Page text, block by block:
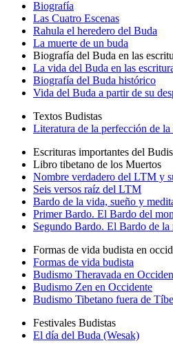
Biografía
Las Cuatro Escenas
Rahula el heredero del Buda
La muerte de un buda
Biografía del Buda en las
La vida del Buda en las
Biografía del Buda histórico
Vida del Buda a partir de su
Textos Budistas
Literatura de la perfección de
Escrituras importantes del
Libro tibetano de los Muertos
Nombre verdadero del LTM y
Seis versos raíz del LTM
Bardo de la vida, sueño y
Primer Bardo. El Bardo del
Segundo Bardo. El Bardo de la
Formas de vida budista en
Formas de vida budista
Budismo Theravada en
Budismo Zen en Occidente
Budismo Tibetano fuera de
Festivales Budistas
El día del Buda (Wesak)